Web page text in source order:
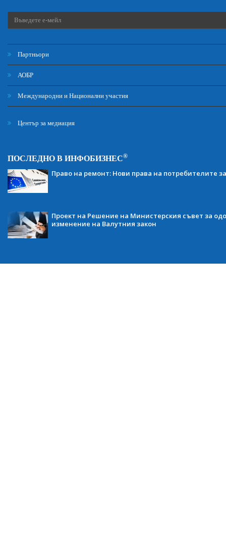
Партньори
АОБР
Международни и Национални участия
Център за медиация
ПОСЛЕДНО В ИНФОБИЗНЕС®
Право на ремонт: Нови права на потребителите
Проект на Решение на Министерския съвет за
изменение на Валутния закон